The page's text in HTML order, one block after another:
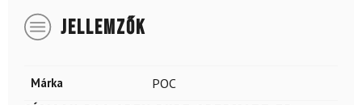
JELLEMZŐK
Márka POC